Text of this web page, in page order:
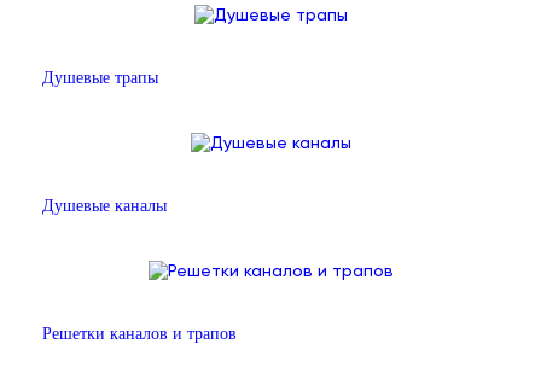
Душевые трапы
Душевые каналы
Решетки каналов и трапов